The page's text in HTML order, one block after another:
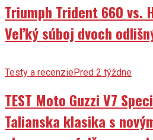
Triumph Trident 660 vs.
Veľký súboj dvoch
Testy a recenziePred 2 týždne
TEST Moto Guzzi V7
Talianska klasika s